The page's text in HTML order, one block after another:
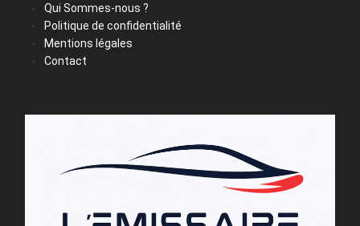
Qui Sommes-nous ?
Politique de confidentialité
Mentions légales
Contact